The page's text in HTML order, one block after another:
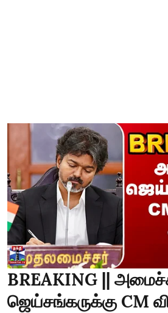
BREAKING ||
ஜெய்சங்கருக்கு CM